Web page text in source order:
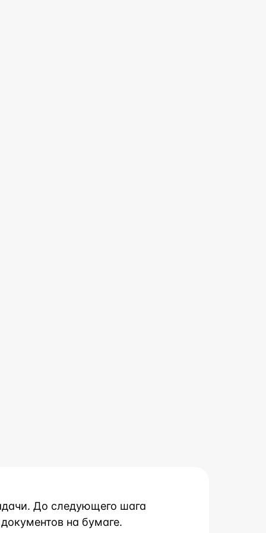
До следующего шага
на бумаге.